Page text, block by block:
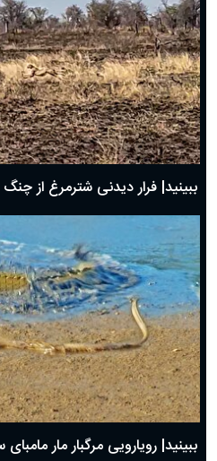
ببینید| فرار دیدنی شترمرغ از
ببینید| رویارویی مرگبار مار